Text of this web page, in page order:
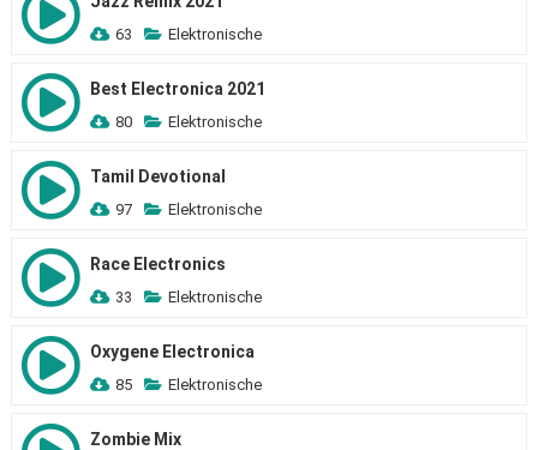
63 Elektronische
Best Electronica 2021
80 Elektronische
Tamil Devotional
97 Elektronische
Race Electronics
33 Elektronische
Oxygene Electronica
85 Elektronische
Zombie Mix